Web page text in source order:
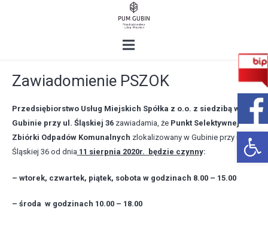
Zawiadomienie PSZOK
Przedsiębiorstwo Usług Miejskich Spółka z o.o. z siedzibą w
Gubinie przy ul. Śląskiej 36zawiadamia, że Punkt Selektywnej
Zbiórki Odpadów Komunalnych zlokalizowany w Gubinie przy ul.
Śląskiej 36 od dnia 11 sierpnia 2020r. będzie czynny:
– wtorek, czwartek, piątek, sobota w godzinach 8.00 – 15.00
– środa w godzinach 10.00 – 18.00